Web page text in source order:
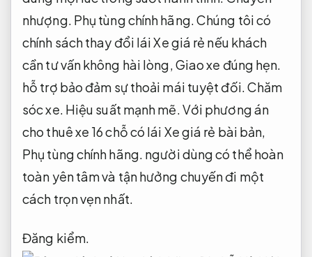
nhượng. Phụ tùng chính hãng.Chúng tôi có
chính sách thay đổi lái Xe giá rẻ nếu khách
cần tư vấn không hài lòng,Giao xe đúng hẹn.
hỗ trợ bảo đảm sự thoải mái tuyệt đối.Chăm
sóc xe. Hiệu suất mạnh mẽ.Với phương án
cho thuê xe 16 chỗ có lái Xe giá rẻ bài bản,
Phụ tùng chính hãng. người dùng có thể hoàn
toàn yên tâm và tận hưởng chuyến đi một
cách trọn vẹn nhất.
Đăng kiểm.